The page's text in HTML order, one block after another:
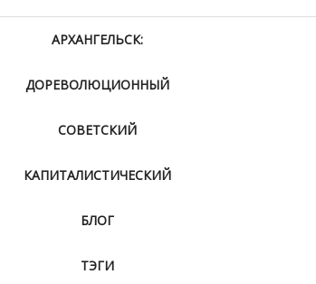
АРХАНГЕЛЬСК:
ДОРЕВОЛЮЦИОННЫЙ
СОВЕТСКИЙ
КАПИТАЛИСТИЧЕСКИЙ
БЛОГ
ТЭГИ